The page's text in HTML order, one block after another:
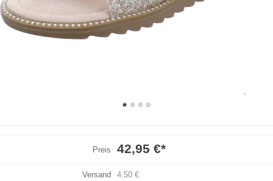
Preis 42,95 €*
Versand 4,50 €